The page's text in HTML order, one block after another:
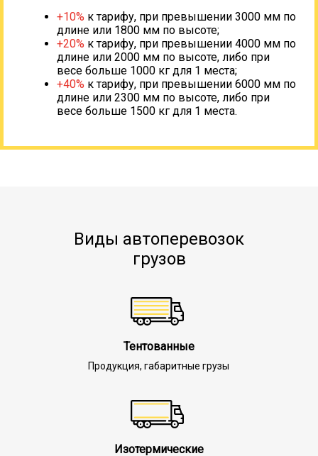
+10% к тарифу, при превышении 3000 мм по
длине или 1800 мм по высоте;
+20% к тарифу, при превышении 4000 мм по
длине или 2000 мм по высоте, либо при
весе больше 1000 кг для 1 места;
+40% к тарифу, при превышении 6000 мм по
длине или 2300 мм по высоте, либо при
весе больше 1500 кг для 1 места.
Виды автоперевозок
грузов
Тентованные
Продукция, габаритные грузы
Изотермические